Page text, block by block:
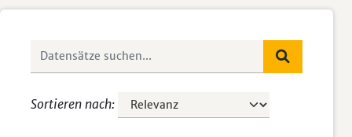
Sortieren nach